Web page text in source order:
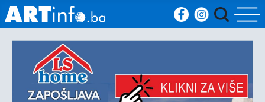
Početna
Vijesti